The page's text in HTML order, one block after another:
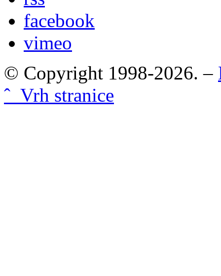
facebook
vimeo
© Copyright 1998-2026. –
ˆ Vrh stranice